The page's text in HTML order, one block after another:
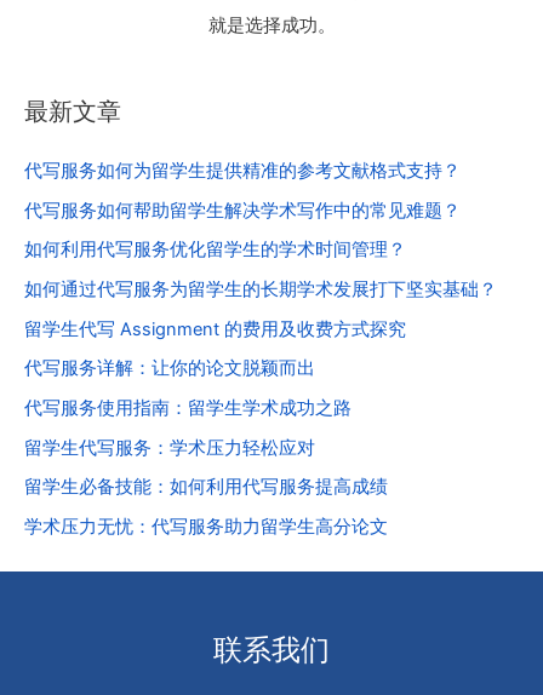
就是选择成功。
最新文章
代写服务如何为留学生提供精准的参考文献格式支持？
代写服务如何帮助留学生解决学术写作中的常见难题？
如何利用代写服务优化留学生的学术时间管理？
如何通过代写服务为留学生的长期学术发展打下坚实基础？
留学生代写 Assignment 的费用及收费方式探究
代写服务详解：让你的论文脱颖而出
代写服务使用指南：留学生学术成功之路
留学生代写服务：学术压力轻松应对
留学生必备技能：如何利用代写服务提高成绩
学术压力无忧：代写服务助力留学生高分论文
联系我们